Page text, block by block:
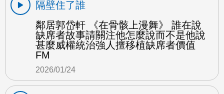
隔壁住了誰
鄰居郭岱軒 《在骨骸上漫舞》 誰在說
缺席者故事請關注他怎麼說而不是他說
甚麼威權統治強人擅移植缺席者價值
FM
2026/01/24